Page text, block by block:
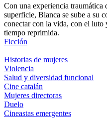
Con una experiencia traumática
superficie, Blanca se sube a su
conectar con la vida, con el luto
tiempo reprimida.
Ficción
Historias de mujeres
Violencia
Salud y diversidad funcional
Cine catalán
Mujeres directoras
Duelo
Cineastas emergentes